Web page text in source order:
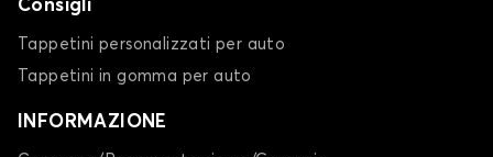
Consigli
Tappetini personalizzati per auto
Tappetini in gomma per auto
INFORMAZIONE